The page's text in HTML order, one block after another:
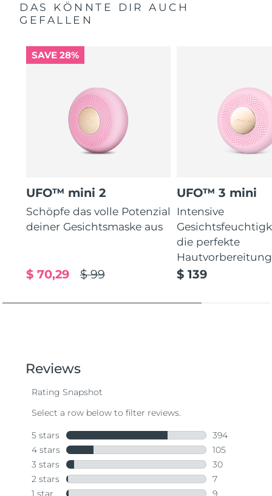
DAS KÖNNTE DIR AUCH
GEFALLEN
SAVE 28%
UFO™ mini 2
Schöpfe das volle Potenzial
deiner Gesichtsmaske aus
$ 99
$ 70,29
UFO™ 3 mini
Intensive
die perfekte
Hautvorbereitung
$ 139